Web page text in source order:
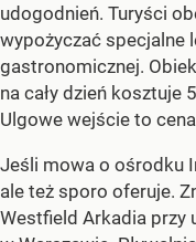
udogodnień. Turyści
wypożyczać specjalne
gastronomicznej.
na cały dzień kosztuje
Ulgowe wejście to
Jeśli mowa o ośrodku
ale też sporo oferuje.
Westfield Arkadia przy